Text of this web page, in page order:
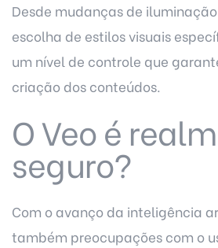
Desde mudanças de
escolha de estilos visuais
um nível de controle que
criação dos conteúdos.
O Veo é
seguro?
Com o avanço da inteligência
também preocupações com o